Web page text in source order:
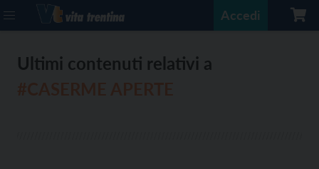
Accedi
Ultimi contenuti relativi a